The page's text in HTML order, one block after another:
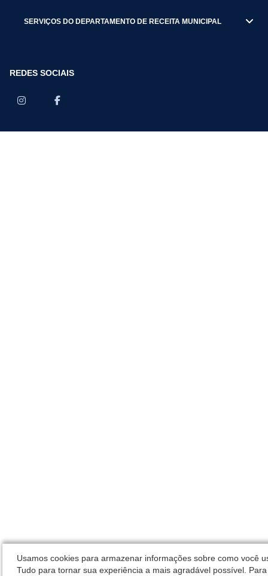
SERVIÇOS DO DEPARTAMENTO DE RECEITA MUNICIPAL
REDES SOCIAIS
Usamos cookies para armazenar informações sobre como você
Tudo para tornar sua experiência a mais agradável possível.